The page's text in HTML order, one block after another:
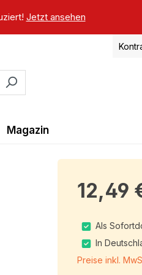
Jetzt ansehen
Magazin
12,49
Als
In
Preise inkl.